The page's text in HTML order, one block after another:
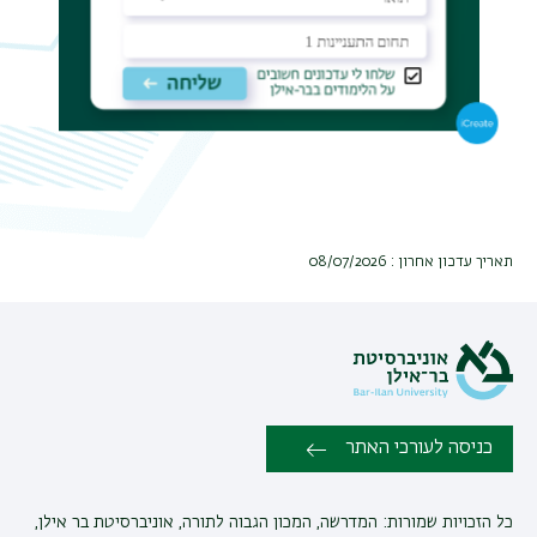
תאריך עדכון אחרון : 08/07/2026
כניסה לעורכי האתר
כל הזכויות שמורות: המדרשה, המכון הגבוה לתורה, אוניברסיטת בר אילן,